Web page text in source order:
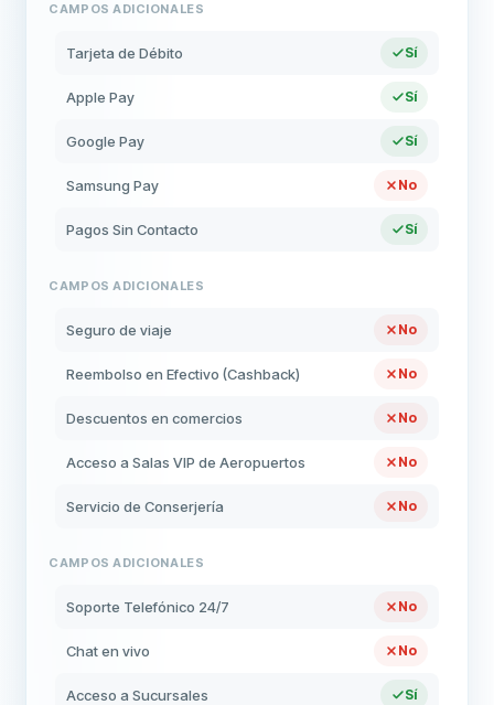
CAMPOS ADICIONALES
Tarjeta de Débito Sí
Apple Pay Sí
Google Pay Sí
Samsung Pay No
Pagos Sin Contacto Sí
CAMPOS ADICIONALES
Seguro de viaje No
Reembolso en Efectivo (Cashback) No
Descuentos en comercios No
Acceso a Salas VIP de Aeropuertos No
Servicio de Conserjería No
CAMPOS ADICIONALES
Soporte Telefónico 24/7 No
Chat en vivo No
Acceso a Sucursales Sí